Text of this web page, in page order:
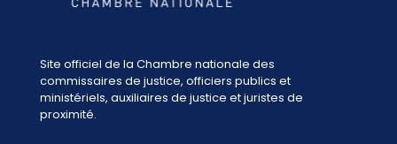
Site officiel de la Chambre nationale des
commissaires de justice, officiers publics et
ministériels, auxiliaires de justice et juristes de
proximité.